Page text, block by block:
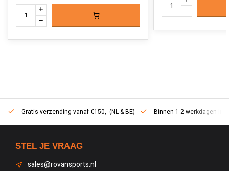
Gratis verzending vanaf €150,- (NL & BE) Binnen 1-2 werkdagen in
STEL JE VRAAG
sales@rovansports.nl